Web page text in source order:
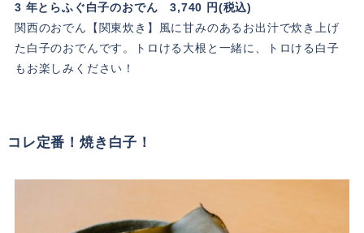
3 年とらふぐ白子のおでん 3,740 円(税込)
関西のおでん【関東炊き】風に甘みのあるお出汁で炊き上げ
た白子のおでんです。トロける大根と一緒に、トロける白子
もお楽しみください！
コレ定番！焼き白子！